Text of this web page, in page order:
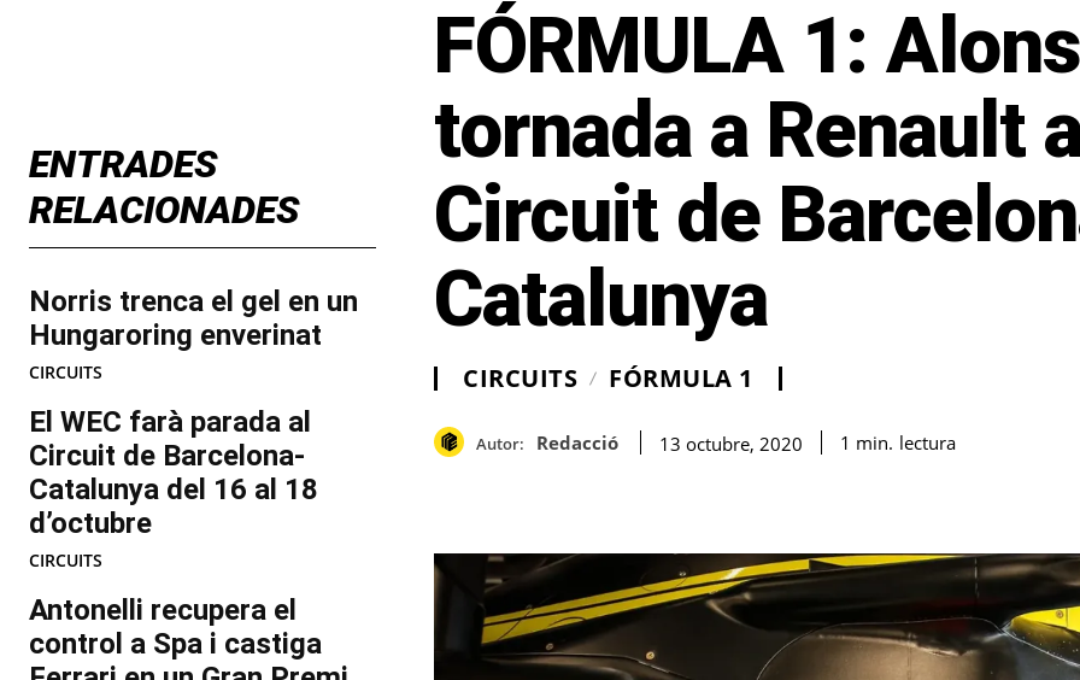
ENTRADES
RELACIONADES
Norris trenca el gel en un
Hungaroring enverinat
CIRCUITS
El WEC farà parada al
Circuit de Barcelona-
Catalunya del 16 al 18
d’octubre
CIRCUITS
Antonelli recupera el
control a Spa i castiga
FÓRMULA 1:
tornada a Renault
Circuit de
Catalunya
CIRCUITS FÓRMULA 1
Autor: Redacció 13 octubre, 2020 1 min. lectura